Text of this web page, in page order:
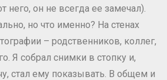
него, он не всегда ее замечал).
но что именно? На стенах
– родственников, коллег,
Я собрал снимки в стопку и,
стал ему показывать. В общем и